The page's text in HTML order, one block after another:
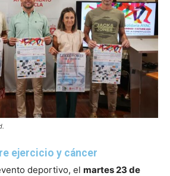
ejercicio y cáncer
deportivo, el martes 23 de